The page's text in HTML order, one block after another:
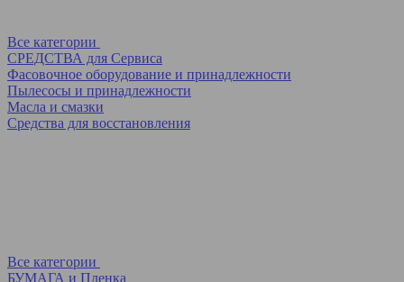
Все категории
СРЕДСТВА для Сервиса
Фасовочное оборудование и принадлежности
Пылесосы и принадлежности
Масла и смазки
Средства для восстановления
Все категории
БУМАГА и Пленка